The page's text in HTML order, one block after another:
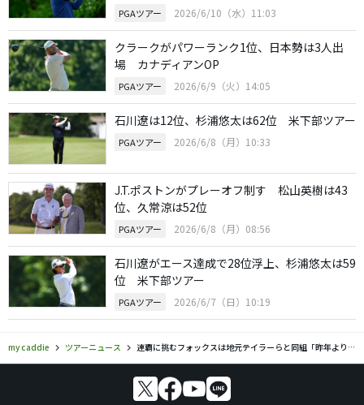
PGAツアー 2026/6/10（水）11:03
クラークがパワーランク1位、日本勢は3人出
場 カナディアンOP
PGAツアー 2026/6/9（火）14:05
石川遼は12位、杉浦悠太は62位 米下部ツアー
PGAツアー 2026/6/8（月）10:33
J.T.ポストンがプレーオフ制す 松山英樹は43
位、久常涼は52位
PGAツアー 2026/6/8（月）08:56
石川遼がエース達成で28位浮上、杉浦悠太は59
位 米下部ツアー
PGAツアー 2026/6/7（日）10:19
my caddie ツアーニュース 連覇に挑むフォックスは地元テイラーらと同組「昨年よりもフィールドは強力になっている」